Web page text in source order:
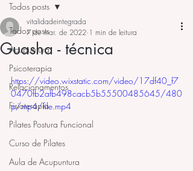
Todos posts
Acupuntura
Psicoterapia
Relacionamentos
Fisioterapia
Pilates Postura Funcional
Curso de Pilates
Aula de Acupuntura
Todos posts
Guasha - técnica
vitalidadeintegrada
7 de mar. de 2022 1 min de leitura
https://video.wixstatic.com/video/17df40_f7
0470fb2afb498cacb5b55500485645/480
p/mp4/file.mp4